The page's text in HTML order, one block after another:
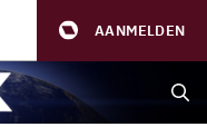
AANMELDEN